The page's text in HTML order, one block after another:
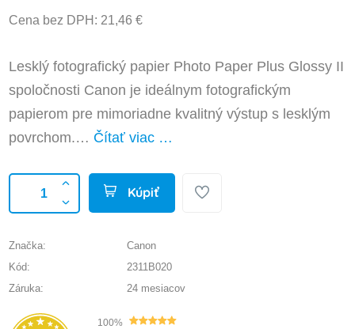
Cena bez DPH: 21,46 €
Lesklý fotografický papier Photo Paper Plus Glossy II
spoločnosti Canon je ideálnym fotografickým
papierom pre mimoriadne kvalitný výstup s lesklým
povrchom.… Čítať viac …
Kúpiť
Značka:
Canon
Kód:
2311B020
Záruka:
24 mesiacov
100%